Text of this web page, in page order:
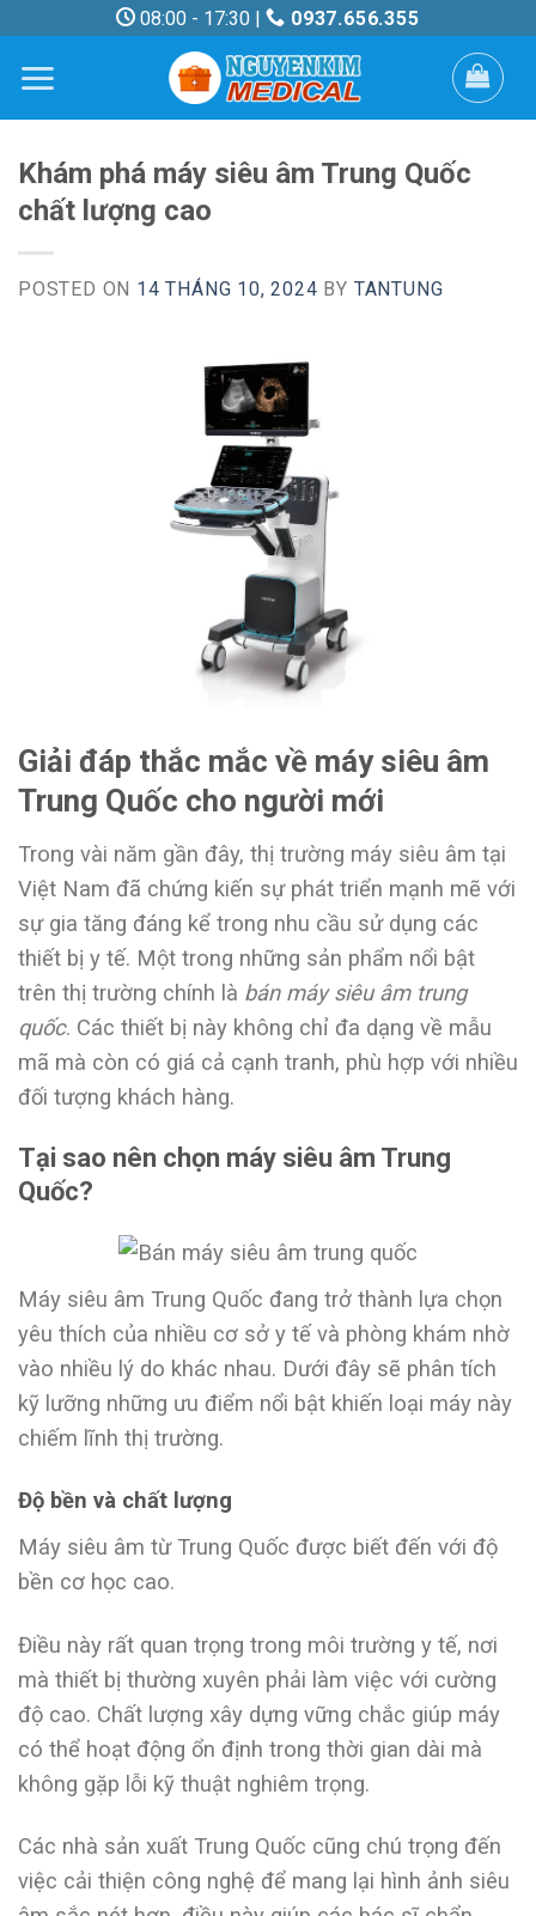
content
08:00 - 17:30 | 0937.656.355
Khám phá máy siêu âm Trung Quốc
chất lượng cao
POSTED ON 14 THÁNG 10, 2024 BY TANTUNG
Giải đáp thắc mắc về máy siêu âm
Trung Quốc cho người mới
Trong vài năm gần đây, thị trường máy siêu âm tại
Việt Nam đã chứng kiến sự phát triển mạnh mẽ với
sự gia tăng đáng kể trong nhu cầu sử dụng các
thiết bị y tế. Một trong những sản phẩm nổi bật
trên thị trường chính là bán máy siêu âm trung
quốc. Các thiết bị này không chỉ đa dạng về mẫu
mã mà còn có giá cả cạnh tranh, phù hợp với nhiều
đối tượng khách hàng.
Tại sao nên chọn máy siêu âm Trung
Quốc?
Máy siêu âm Trung Quốc đang trở thành lựa chọn
yêu thích của nhiều cơ sở y tế và phòng khám nhờ
vào nhiều lý do khác nhau. Dưới đây sẽ phân tích
kỹ lưỡng những ưu điểm nổi bật khiến loại máy này
chiếm lĩnh thị trường.
Độ bền và chất lượng
Máy siêu âm từ Trung Quốc được biết đến với độ
bền cơ học cao.
Điều này rất quan trọng trong môi trường y tế, nơi
mà thiết bị thường xuyên phải làm việc với cường
độ cao. Chất lượng xây dựng vững chắc giúp máy
có thể hoạt động ổn định trong thời gian dài mà
không gặp lỗi kỹ thuật nghiêm trọng.
Các nhà sản xuất Trung Quốc cũng chú trọng đến
việc cải thiện công nghệ để mang lại hình ảnh siêu